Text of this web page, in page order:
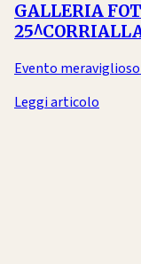
GALLERIA
Evento
Leggi articolo